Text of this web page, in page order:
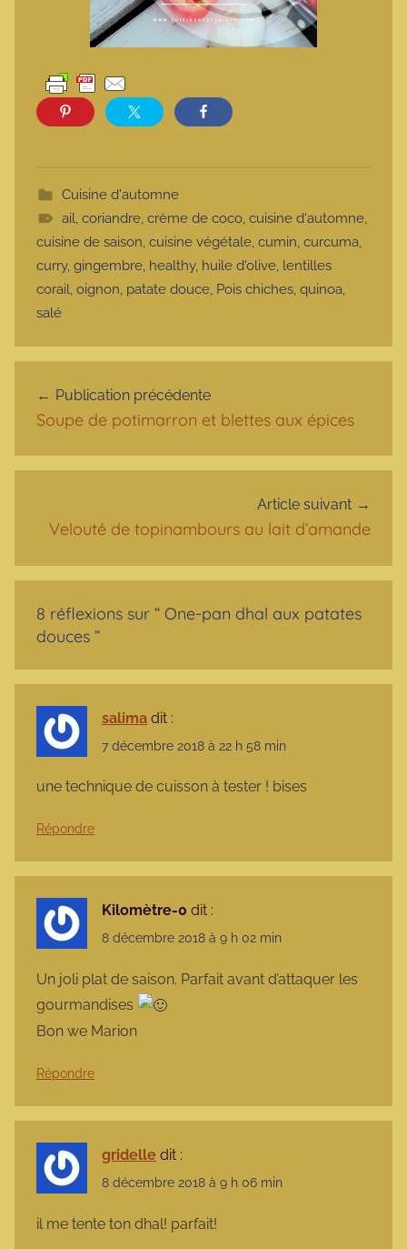
Cuisine d'automne
ail, coriandre, crème de coco, cuisine d'automne,
cuisine de saison, cuisine végétale, cumin, curcuma,
curry, gingembre, healthy, huile d'olive, lentilles
corail, oignon, patate douce, Pois chiches, quinoa,
salé
Publication précédente
Soupe de potimarron et blettes aux épices
Article suivant
Velouté de topinambours au lait d’amande
8 réflexions sur “ One-pan dhal aux patates
douces ”
salima dit :
7 décembre 2018 à 22 h 58 min
une technique de cuisson à tester ! bises
Répondre
Kilomètre-0 dit :
8 décembre 2018 à 9 h 02 min
Un joli plat de saison. Parfait avant d’attaquer les
gourmandises
Bon we Marion
Répondre
gridelle dit :
8 décembre 2018 à 9 h 06 min
il me tente ton dhal! parfait!